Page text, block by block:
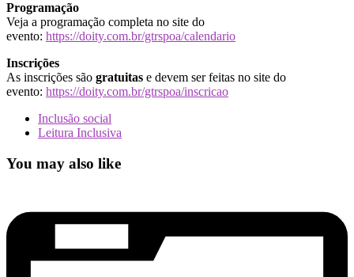
Programação
Veja a programação completa no site do
evento: https://doity.com.br/gtrspoa/calendario
Inscrições
As inscrições são gratuitas e devem ser feitas no site do
evento: https://doity.com.br/gtrspoa/inscricao
Inclusão social
Leitura Inclusiva
You may also like